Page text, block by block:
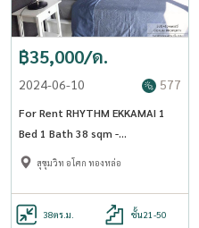
฿35,000/ด.
2024-06-10 577
For Rent RHYTHM EKKAMAI 1
Bed 1 Bath 38 sqm -
OJ_112_RTEK
สุขุมวิท อโศก ทองหล่อ
38ตร.ม. ชั้น21-50